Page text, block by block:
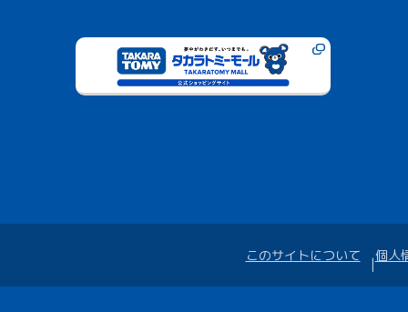
このサイトについて 個人